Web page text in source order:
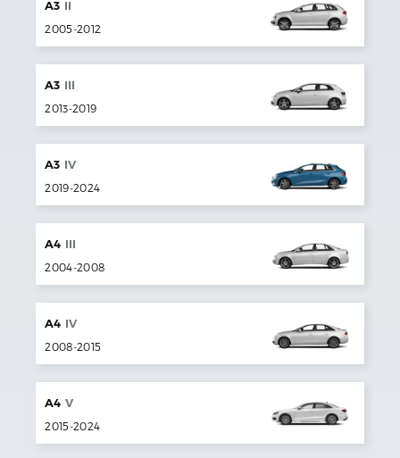
A3 II
2005-2012
A3 III
2013-2019
A3 IV
2019-2024
A4 III
2004-2008
A4 IV
2008-2015
A4 V
2015-2024